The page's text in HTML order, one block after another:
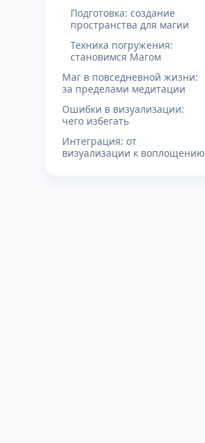
Подготовка: создание
пространства для магии
Техника погружения:
становимся Магом
Маг в повседневной жизни:
за пределами медитации
Ошибки в визуализации:
чего избегать
Интеграция: от
визуализации к воплощению